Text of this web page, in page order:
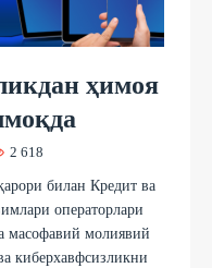
ҳимоя
2 618
билан Кредит ва
операторлари
масофавий молиявий
киберхавфсизликни